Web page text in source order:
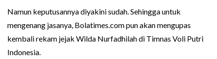
Namun keputusannya diyakini sudah. Sehingga untuk
mengenang jasanya, Bolatimes.com pun akan mengupas
kembali rekam jejak Wilda Nurfadhilah di Timnas Voli Putri
Indonesia.